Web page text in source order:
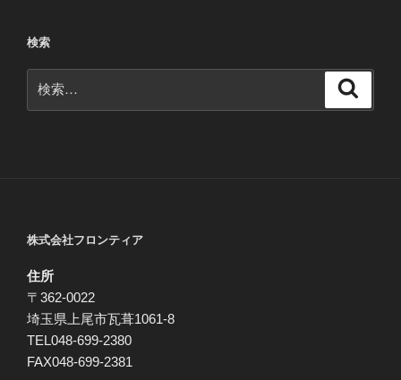
ン
検索
索:
株式会社フロンティア
住所
〒362-0022
埼玉県上尾市瓦葺1061-8
TEL048-699-2380
FAX048-699-2381